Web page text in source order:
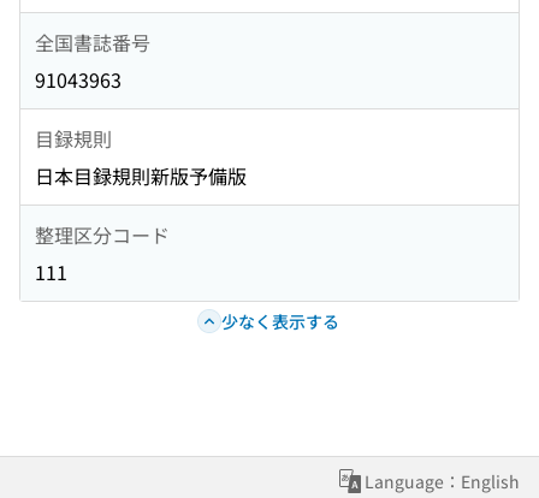
全国書誌番号
91043963
目録規則
日本目録規則新版予備版
整理区分コード
111
少なく表示する
Language：English